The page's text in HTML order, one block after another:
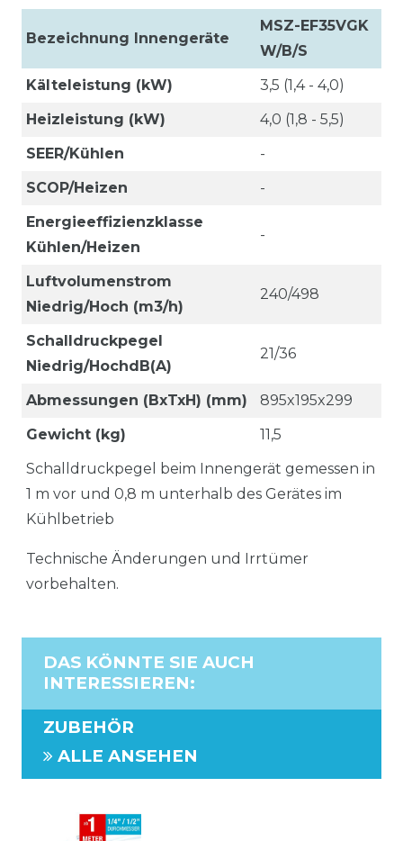
Bezeichnung Innengeräte
MSZ-EF35VGK
W/B/S
Kälteleistung (kW)
3,5 (1,4 - 4,0)
Heizleistung (kW)
4,0 (1,8 - 5,5)
SEER/Kühlen
-
SCOP/Heizen
-
Energieeffizienzklasse
Kühlen/Heizen
-
Luftvolumenstrom
Niedrig/Hoch (m3/h)
240/498
Schalldruckpegel
Niedrig/HochdB(A)
21/36
Abmessungen (BxTxH) (mm)
895x195x299
Gewicht (kg)
11,5
Schalldruckpegel beim Innengerät gemessen in
1 m vor und 0,8 m unterhalb des Gerätes im
Kühlbetrieb
Technische Änderungen und Irrtümer
vorbehalten.
DAS KÖNNTE SIE AUCH
INTERESSIEREN:
ZUBEHÖR
ALLE ANSEHEN